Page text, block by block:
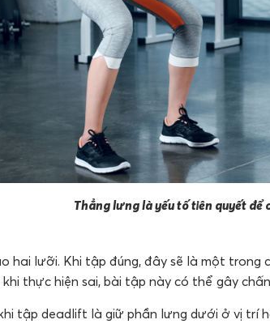
Thẳng lưng là yếu tố tiên quyết để
hai lưỡi. Khi tập đúng, đây sẽ là một
khi thực hiện sai, bài tập này có thể gây
tập deadlift là giữ phần lưng dưới ở vị trí